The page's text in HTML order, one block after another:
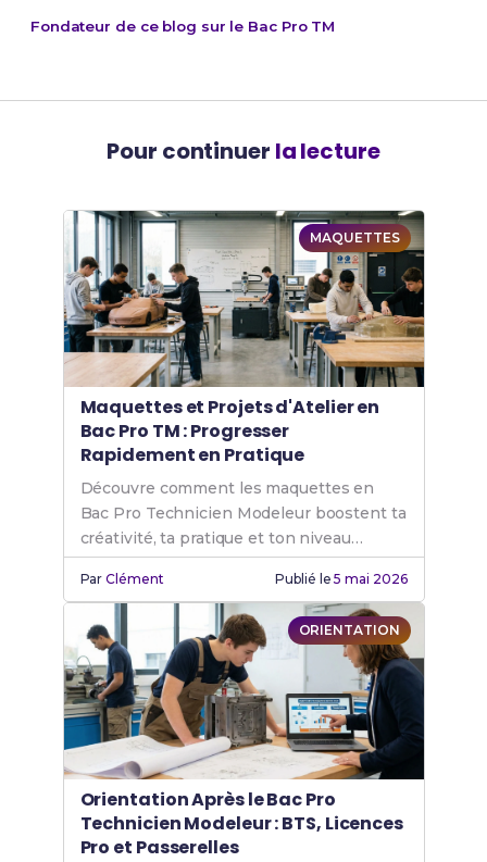
Fondateur de ce blog sur le Bac Pro TM
Pour continuer la lecture
MAQUETTES
Maquettes et Projets d'Atelier en
Bac Pro TM : Progresser
Rapidement en Pratique
Découvre comment les maquettes en
Bac Pro Technicien Modeleur boostent ta
créativité, ta pratique et ton niveau
technique rapidement.
ParClément Publié le5 mai 2026
ORIENTATION
Orientation Après le Bac Pro
Technicien Modeleur : BTS, Licences
Pro et Passerelles